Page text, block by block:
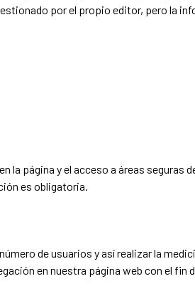
por el propio editor, pero la
página y el acceso a áreas seguras
es obligatoria.
de usuarios y así realizar la
en nuestra página web con el fin